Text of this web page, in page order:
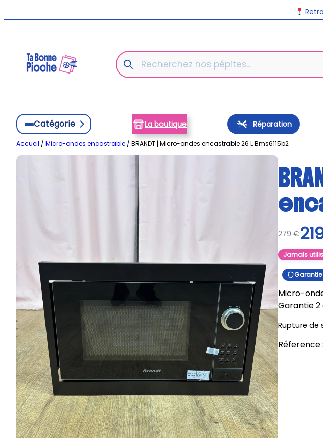
au
Recherche
de
produits
Catégorie La boutique Réparation
Accueil / Micro-ondes encastrable / BRANDT | Micro-ondes encastrable 26 L Bms6115b2
279€
Jamais
Micro-
Garantie 2
Rupture de
Réference :